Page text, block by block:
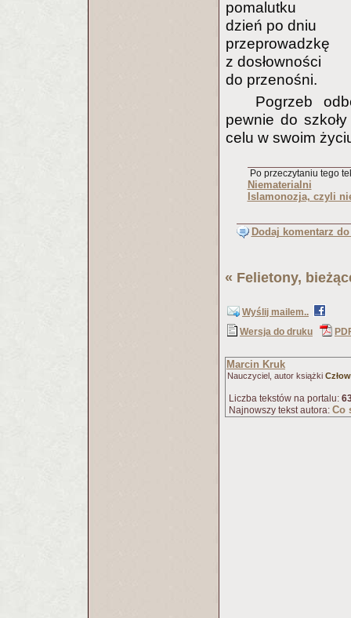
pomalutku
dzień po dniu
przeprowadzkę
z dosłowności
do przenośni.
Pogrzeb
pewnie do
celu w swoim
Po przeczytaniu tego
Niematerialni
Islamonozja, czyli
Dodaj komentarz
« Felietony,
Wyślij mailem..
Wersja do druku
Marcin Kruk
Nauczyciel, autor książki
Liczba tekstów na portalu:
Najnowszy tekst autora: Co